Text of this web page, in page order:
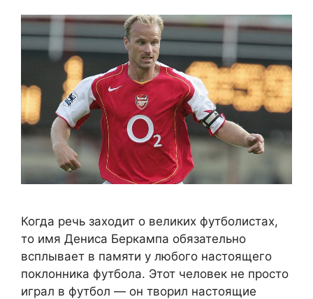
Когда речь заходит о великих футболистах,
то имя Дениса Беркампа обязательно
всплывает в памяти у любого настоящего
поклонника футбола. Этот человек не просто
играл в футбол — он творил настоящие